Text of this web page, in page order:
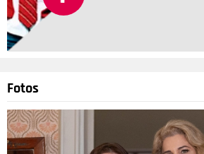
Fotos